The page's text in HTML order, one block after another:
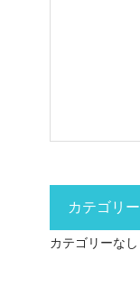
カテゴリー
カテゴリーなし